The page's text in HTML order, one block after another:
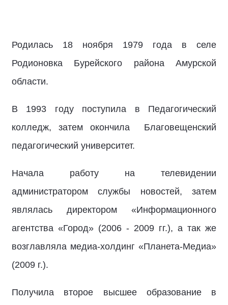
Родилась 18 ноября 1979 года в селе
Родионовка Бурейского района Амурской
области.
В 1993 году поступила в Педагогический
колледж, затем окончила Благовещенский
педагогический университет.
Начала работу на телевидении
администратором службы новостей, затем
являлась директором «Информационного
агентства «Город» (2006 - 2009 гг.), а так же
возглавляла медиа-холдинг «Планета-Медиа»
(2009 г.).
Получила второе высшее образование в